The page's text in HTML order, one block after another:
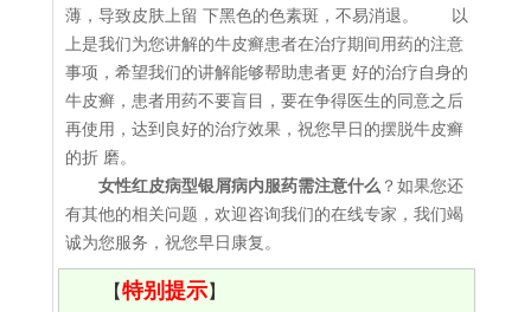
薄，导致皮肤上留 下黑色的色素斑，不易消退。 以
上是我们为您讲解的牛皮癣患者在治疗期间用药的注意
事项，希望我们的讲解能够帮助患者更 好的治疗自身的
牛皮癣，患者用药不要盲目，要在争得医生的同意之后
再使用，达到良好的治疗效果，祝您早日的摆脱牛皮癣
的折 磨。
女性红皮病型银屑病内服药需注意什么 ？如果您还
有其他的相关问题，欢迎咨询我们的在线专家，我们竭
诚为您服务，祝您早日康复。
【特别提示】